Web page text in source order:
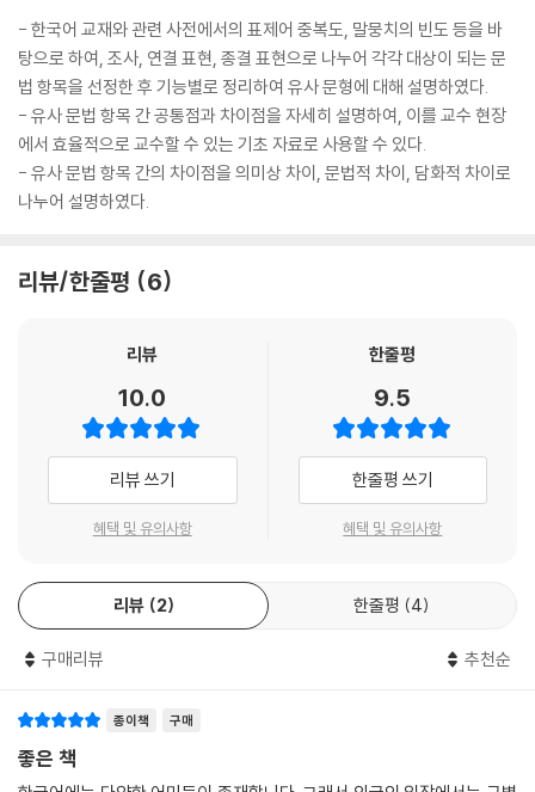
에, -는 바람에, -는 통에, -은/는 탓에, -어 가지고
4.9 조건 표현
:-으면, -어야, -거든, -는다면, -어야지
4.10 즉시 순차 표현
: -자, -자마자, -기가 무섭게, -는 대로
4.10 추가 표현
:-은/는 데다가, -을 뿐만 아니라
5장. 종결 표현
5.1 가능성 표현
다, -을 수 있다, -는 수가 있다, -을지(도) 모르다 , -기(가) 어렵다 , -을
: -어 보다 , -은 적이 있다/없다
5.3 능력 표현
: -을 수 있다/없다 , -을 줄 알다/모르다
5.4 당연 표현
5.5 메모·표어 표현
: -기 , -음 , -을 것
: -냐니(요) , -냐고(요) , -냐니까(요) , -냐면서(요) , -는다고(요) , -는
(요) , -으라니까(요) , -으라면서(요) , -으래(요) , -자고(요) , -자니
(요) , -자니까(요) , -자면서(요)
5.7 발견한 사실 표현
- 한국어 교재와 관련 사전에서의 표제어 중복도, 말뭉치의 빈도 등을 바
탕으로 하여, 조사, 연결 표현, 종결 표현으로 나누어 각각 대상이 되는 문
법 항목을 선정한 후 기능별로 정리하여 유사 문형에 대해 설명하였다.
- 유사 문법 항목 간 공통점과 차이점을 자세히 설명하여, 이를 교수 현장
에서 효율적으로 교수할 수 있는 기초 자료로 사용할 수 있다.
- 유사 문법 항목 간의 차이점을 의미상 차이, 문법적 차이, 담화적 차이로
나누어 설명하였다.
리뷰/한줄평 6
리뷰
10.0
리뷰 쓰기
혜택 및 유의사항
한줄평
9.5
한줄평 쓰기
혜택 및 유의사항
리뷰 2 한줄평 4
구매리뷰 추천순
종이책 구매
좋은 책